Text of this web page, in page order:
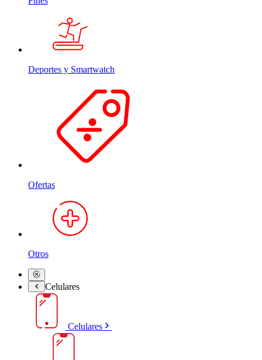
Deportes y Smartwatch
Ofertas
Otros
Celulares
Celulares